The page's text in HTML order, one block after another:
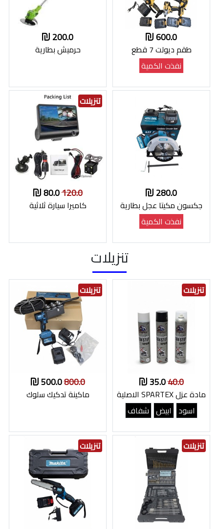
600.0
طقم ديولت 7 قطع
نفذت الكمية
200.0
حرميش بطارية
280.0
جكسون مكيتا عجل بطارية
نفذت الكمية
تنزيلات
120.0
80.0
كاميرا سيارة ثلاثية
تنزيلات
تنزيلات
40.0
35.0
مادة عزل SPARTEX الاصلية
اسود ابيض شفاف
تنزيلات
800.0
500.0
ماكينة تدكيك سلوك
تنزيلات تنزيلات